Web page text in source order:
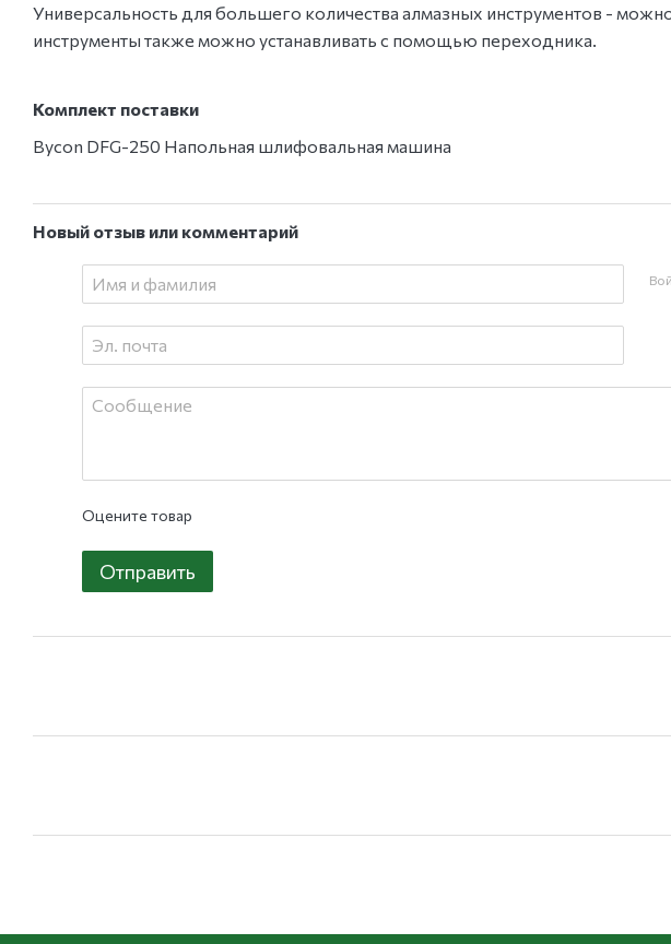
Универсальность для большего количества алмазных инструментов -
инструменты также можно устанавливать с помощью переходника.
Комплект поставки
Bycon DFG-250 Напольная шлифовальная машина
Новый отзыв или комментарий
Оцените товар
Отправить